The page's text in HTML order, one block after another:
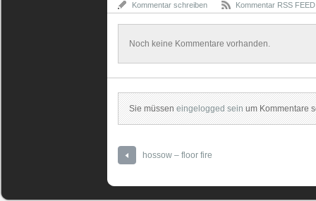
Kommentar schreiben Kommentar RSS FEED
Noch keine Kommentare vorhanden.
Sie müsseneingelogged seinum Kommentare
hossow – floor fire